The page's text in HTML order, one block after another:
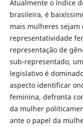
Atualmente o índice
brasileira, é
mais mulheres sejam
representatividade
representação de
sub-representado,
legislativo é
aspecto identificar
feminina, defronta
da mulher
ante o papel da